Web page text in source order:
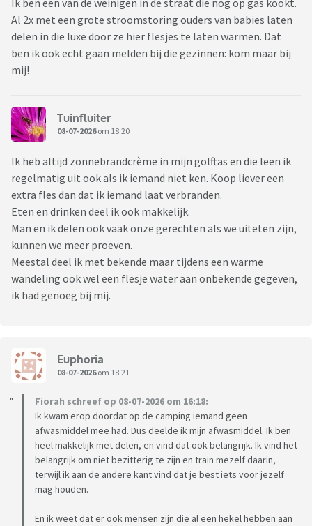
Ik ben een van de weinigen in de straat die nog op gas kookt.
Al 2x met een grote stroomstoring ouders van babies laten
delen in die luxe door ze hier flesjes te laten warmen. Dat
ben ik ook echt gaan melden bij die gezinnen: kom maar bij
mij!
Tuinfluiter
08-07-2026om 18:20
Ik heb altijd zonnebrandcrème in mijn golftas en die leen ik
regelmatig uit ook als ik iemand niet ken. Koop liever een
extra fles dan dat ik iemand laat verbranden.
Eten en drinken deel ik ook makkelijk.
Man en ik delen ook vaak onze gerechten als we uiteten zijn,
kunnen we meer proeven.
Meestal deel ik met bekende maar tijdens een warme
wandeling ook wel een flesje water aan onbekende gegeven,
ik had genoeg bij mij.
Euphoria
08-07-2026om 18:21
Fiorah schreef op 08-07-2026 om 16:18:
Ik kwam erop doordat op de camping iemand geen
afwasmiddel mee had. Dus deelde ik mijn afwasmiddel. Ik ben
heel makkelijk met delen, en vind dat ook belangrijk. Ik vind het
belangrijk om niet bezitterig te zijn en train mezelf daarin,
terwijl ik aan de andere kant vind dat je best iets voor jezelf
mag houden.
En ik weet dat er ook mensen zijn die al een hekel hebben aan